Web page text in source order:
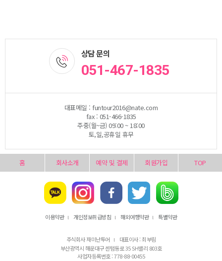
상담 문의
051-467-1835
대표메일 : funtour2016@nate.com
fax : 051-466-1835
주중(월~금) 09:00 ~ 18:00
토,일,공휴일 휴무
홈 회사소개 예약 및 결제 회원가입 TOP
이용약관 l 개인정보취급방침 l 해외여행약관 l 특별약관
주식회사 재미난투어 l
대표이사 : 최부림
부산광역시 해운대구 센텀동로 35 SH밸리 803호
사업자등록번호 : 778-88-00455